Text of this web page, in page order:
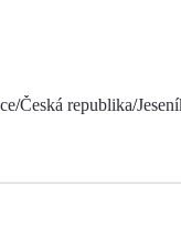
/Česká republika/